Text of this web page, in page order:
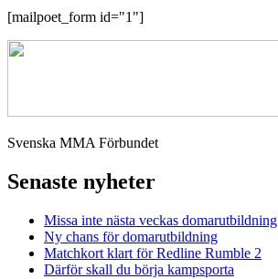
[mailpoet_form id="1"]
Svenska MMA Förbundet
Senaste nyheter
Missa inte nästa veckas domarutbildning
Ny chans för domarutbildning
Matchkort klart för Redline Rumble 2
Därför skall du börja kampsporta